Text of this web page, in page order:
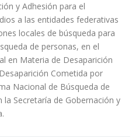
y Adhesión para el
a las entidades federativas
locales de búsqueda para
de personas, en el
en Materia de Desaparición
Cometida por
Nacional de Búsqueda de
la Secretaría de Gobernación y